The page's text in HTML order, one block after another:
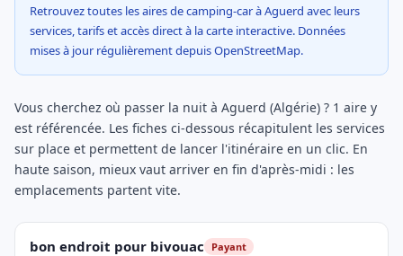
Retrouvez toutes les aires de camping-car à Aguerd avec leurs
services, tarifs et accès direct à la carte interactive. Données
mises à jour régulièrement depuis OpenStreetMap.
Vous cherchez où passer la nuit à Aguerd (Algérie) ? 1 aire y
est référencée. Les fiches ci-dessous récapitulent les services
sur place et permettent de lancer l'itinéraire en un clic. En
haute saison, mieux vaut arriver en fin d'après-midi : les
emplacements partent vite.
bon endroit pour bivouac Payant